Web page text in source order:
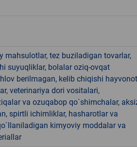
tez buziladigan tovarlar,
suyuqliklar, bolalar oziq-ovqat
berilmagan, kelib chiqishi
veterinariya dori vositalari,
va ozuqabop qo`shimchalar,
spirtli ichimliklar, hasharotlar va
kimyoviy moddalar va